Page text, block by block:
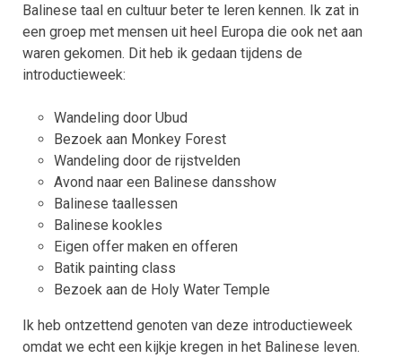
Balinese taal en cultuur beter te leren kennen. Ik zat in
een groep met mensen uit heel Europa die ook net aan
waren gekomen. Dit heb ik gedaan tijdens de
introductieweek:
Wandeling door Ubud
Bezoek aan Monkey Forest
Wandeling door de rijstvelden
Avond naar een Balinese dansshow
Balinese taallessen
Balinese kookles
Eigen offer maken en offeren
Batik painting class
Bezoek aan de Holy Water Temple
Ik heb ontzettend genoten van deze introductieweek
omdat we echt een kijkje kregen in het Balinese leven.